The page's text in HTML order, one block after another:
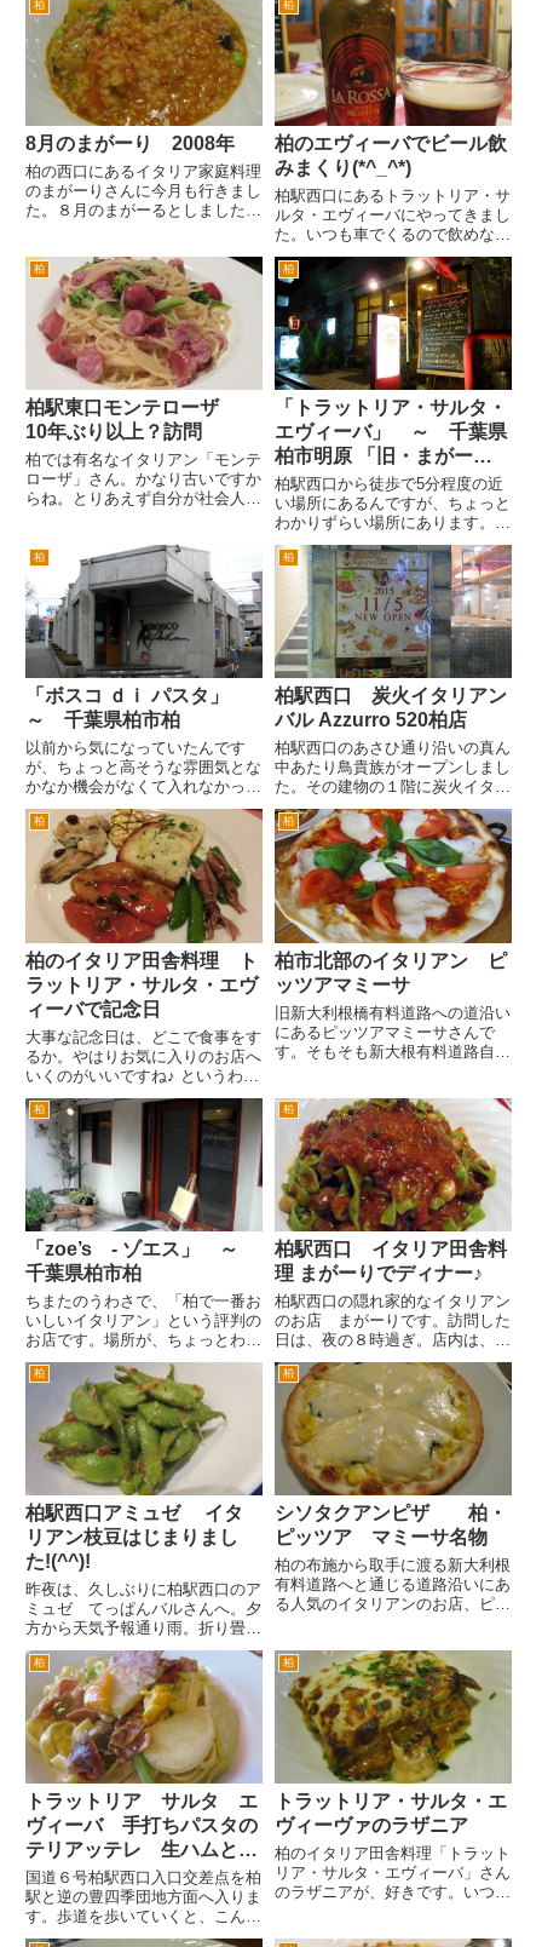
うなんですが、我慢して禁煙席を
待ちます。 20分くらいで入れた
でしょうか。やはり人気が、あり
ますね。 まずは、ゼッポリー...
高柳店の隣奥付近です。 ちょっ
と気づかずに通り過ぎてしまいそ
うな場所なのですが、小さくコン
パクトながらおしゃれな地中海
風...
柏
8月のまがーり 2008年
柏の西口にあるイタリア家庭料理
のまがーりさんに今月も行きまし
た。８月のまがーるとしました
チリア州」です。 訪問した日
は、夕方から大雨の雷雨な悪天候
な日でした。訪問すると「営業
中」の...
柏
柏のエヴィーバでビール飲
みまくり(*^_^*)
柏駅西口にあるトラットリア・サ
ルタ・エヴィーバにやってきまし
た。いつも車でくるので飲めな
い。でも最近エヴィーバさんには
イタリアビールが充実していま
す。せっかくなんで飲みたいあと
いうことで、電車で来ました。
まずはハートランドでカンパ
イ。軽...
柏
柏駅東口モンテローザ
10年ぶり以上？訪問
柏では有名なイタリアン「モンテ
ローザ」さん。かなり古いですか
らね。とりあえず自分が社会人に
プの「KASHIWA マイ・ラブ ～
ユーミンを聞きながら～」の歌詞
の中に「二番街のモンテロ...
柏
「トラットリア・サルタ・
エヴィーバ」 ～ 千葉県
柏市明原 「旧・まがー
り」
柏駅西口から徒歩で5分程度の近
い場所にあるんですが、ちょっと
わかりずらい場所にあります。そ
の分隠れ家的で、自分だけが知っ
ている♪って感じの特 製手作りパ
スタとイタリア田舎料理のお店で
す。 旧店名は、まがーりさん。
2009.10.1より新たに...
柏
「ボスコ ｄｉ パスタ」
～ 千葉県柏市柏
以前から気になっていたんです
が、ちょっと高そうな雰囲気とな
かなか機会がなくて入れなかった
パスタ屋さん。 徒歩だと駅から
ちょっと歩きます。10分くらい
でしょうか。柏駅東口を出て、左
手のそごう本館脇の階段を下りま
す。そのまま左手のそごう第一駐
車...
柏
柏駅西口 炭火イタリアン
バル Azzurro 520柏店
柏駅西口のあさひ通り沿いの真ん
中あたり鳥貴族がオープンしまし
た。その建物の１階に炭火イタリ
アンバル Azzurro 520＋Caffe
が、突貫工事で建設中です。
東京の江戸川区で複数店舗を展開
するイタリアンとスペイン料理を
食べられるお店の...
柏
柏のイタリア田舎料理 ト
ラットリア・サルタ・エヴ
ィーバで記念日
大事な記念日は、どこで食事をす
るか。やはりお気に入りのお店へ
いくのがいいですね♪ というわけ
で、柏駅西口のイタリアのイタリ
ア田舎料理 トラットリア・サル
タ・エヴィーバさんにやってきま
した。 いつもの席を確保。き
ょうのオススメとパスタの見本...
柏
柏市北部のイタリアン ピ
ッツアマミーサ
旧新大利根橋有料道路への道沿い
にあるピッツアマミーサさんで
す。そもそも新大根有料道路自体
の閒に流れる利根川をつなぐ橋が
大利根橋です。その利根川の上
流、北側にかかるのが旧新大利根
橋...
柏
「zoe’s - ゾエス」 ～
千葉県柏市柏
ちまたのうわさで、「柏で一番お
いしいイタリアン」という評判の
お店です。場所が、ちょっとわか
りづらいのですが、すごく人気が
あります。柏駅東口を出て、そご
う本館方面へ。そごう正面を右手
へ進み、サンサン通りを進むみ紳
士服のコナカとホテルサンガー
デ...
柏
柏駅西口 イタリア田舎料
理 まがーりでディナー♪
柏駅西口の隠れ家的なイタリアン
のお店 まがーりです。訪問した
日は、夜の８時過ぎ。店内は、先
に女性二人のお客様がいらっしゃ
いました。 以前訪問したとき
は、ご夫婦というお二人でした
が、今日は店主の方とまがーりの
シャツを着たお兄さんでした。
さて...
柏
柏駅西口アミュゼ イタ
リアン枝豆はじまりまし
た!(^^)!
昨夜は、久しぶりに柏駅西口のア
ミュゼ てっぱんバルさんへ。夕
方から天気予報通り雨。折り畳み
傘を持っていたのですが、予想よ
りも本降り。 金曜のアミュゼさ
んは混むけど、雨ならば入れるか
なとおもいつつ行ってみました。
予想に反して、意外と混んでま
し...
柏
シソタクアンピザ 柏・
ピッツア マミーサ名物
柏の布施から取手に渡る新大利根
有料道路へと通じる道路沿いにあ
る人気のイタリアンのお店、ピッ
には、掲載されているんで、隠れ
メニューとは言いませんね）が、
シソタクアンピザ ￥1,000...
柏
トラットリア サルタ エ
ヴィーバ 手打ちパスタの
テリアッテレ 生ハムとパ
プリカのソース
国道６号柏駅西口入口交差点を柏
駅と逆の豊四季団地方面へ入りま
す。歩道を歩いていくと、こんな
小さな看板があります。 「この
柏
トラットリア・サルタ・エ
ヴィーヴァのラザニア
柏のイタリア田舎料理「トラット
リア・サルタ・エヴィーバ」さん
のラザニアが、好きです。いつも